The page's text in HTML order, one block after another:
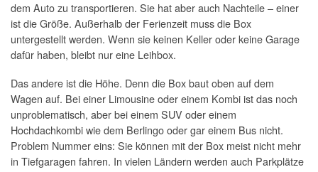
dem Auto zu transportieren. Sie hat aber auch Nachteile – einer
ist die Größe. Außerhalb der Ferienzeit muss die Box
untergestellt werden. Wenn sie keinen Keller oder keine Garage
dafür haben, bleibt nur eine Leihbox.
Das andere ist die Höhe. Denn die Box baut oben auf dem
Wagen auf. Bei einer Limousine oder einem Kombi ist das noch
unproblematisch, aber bei einem SUV oder einem
Hochdachkombi wie dem Berlingo oder gar einem Bus nicht.
Problem Nummer eins: Sie können mit der Box meist nicht mehr
in Tiefgaragen fahren. In vielen Ländern werden auch Parkplätze